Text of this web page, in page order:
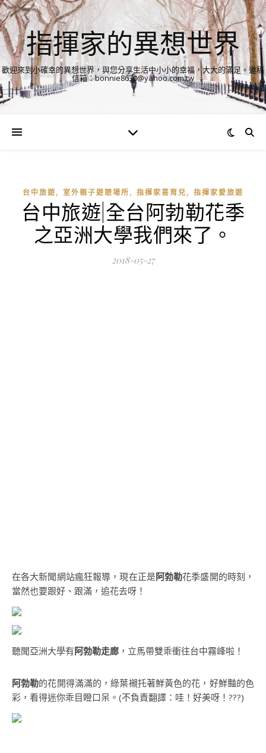
指揮家的異想世界
歡迎來到小確幸的異想世界，與您分享生活中小小的幸福，大大的滿足。邀稿
信箱：bonnie8630@yahoo.com.tw
台中旅遊, 室外親子遊憩場所, 指揮家喜育兒, 指揮家愛旅遊
台中旅遊|全台阿勃勒花季
之亞洲大學我們來了。
2018-05-27
在各大新聞網站瘋狂報導，現在正是阿勃勒花季盛開的時刻，
當然也要跟好、跟滿，追花去呀！
聽聞亞洲大學有阿勃勒走廊 ，立馬帶雙乖衝往台中霧峰啦！
阿勃勒的花開得滿滿的，綠葉襯托著鮮黃色的花，好鮮豔的色
彩，看得迷你乖目瞪口呆。(不負責翻譯：哇！好美呀！???)